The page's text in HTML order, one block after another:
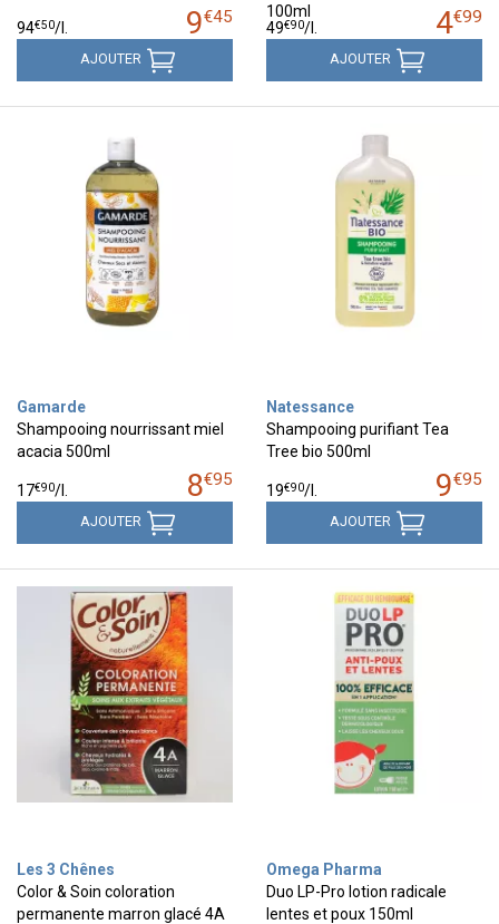
9€45
94€50/l.
AJOUTER
100ml
4€99
49€90/l.
AJOUTER
Gamarde
Shampooing nourrissant miel
acacia 500ml
8€95
17€90/l.
AJOUTER
Natessance
Shampooing purifiant Tea
Tree bio 500ml
9€95
19€90/l.
AJOUTER
Les 3 Chênes
Color & Soin coloration
permanente marron glacé 4A
Omega Pharma
Duo LP-Pro lotion radicale
lentes et poux 150ml